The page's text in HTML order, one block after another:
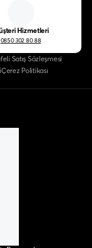
Hizmetleri
0850 302 80 88
Satış Sözleşmesi
Çerez Politikası